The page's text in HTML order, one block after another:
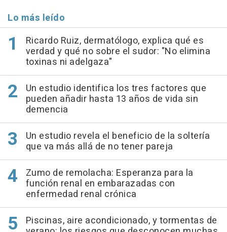
Lo más leído
Ricardo Ruiz, dermatólogo, explica qué es
verdad y qué no sobre el sudor: "No elimina
toxinas ni adelgaza"
Un estudio identifica los tres factores que
pueden añadir hasta 13 años de vida sin
demencia
Un estudio revela el beneficio de la soltería
que va más allá de no tener pareja
Zumo de remolacha: Esperanza para la
función renal en embarazadas con
enfermedad renal crónica
Piscinas, aire acondicionado, y tormentas de